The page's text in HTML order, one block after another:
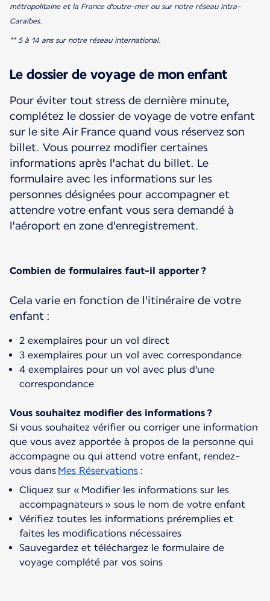
métropolitaine et la France d'outre-mer ou sur notre réseau intra-
Caraïbes.
** 5 à 14 ans sur notre réseau international.
Le dossier de voyage de mon enfant
Pour éviter tout stress de dernière minute,
complétez le dossier de voyage de votre enfant
sur le site Air France quand vous réservez son
billet. Vous pourrez modifier certaines
informations après l'achat du billet. Le
formulaire avec les informations sur les
personnes désignées pour accompagner et
attendre votre enfant vous sera demandé à
l'aéroport en zone d'enregistrement.
Combien de formulaires faut-il apporter ?
Cela varie en fonction de l'itinéraire de votre
enfant :
2 exemplaires pour un vol direct
3 exemplaires pour un vol avec correspondance
4 exemplaires pour un vol avec plus d'une
correspondance
Vous souhaitez modifier des informations ?
Si vous souhaitez vérifier ou corriger une information
que vous avez apportée à propos de la personne qui
accompagne ou qui attend votre enfant, rendez-
vous dans Mes Réservations
Cliquez sur « Modifier les informations sur les
accompagnateurs » sous le nom de votre enfant
Vérifiez toutes les informations préremplies et
faites les modifications nécessaires
Sauvegardez et téléchargez le formulaire de
voyage complété par vos soins